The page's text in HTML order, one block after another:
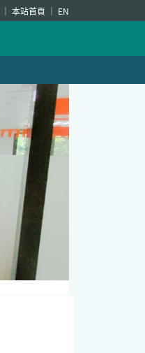
本站首頁 EN